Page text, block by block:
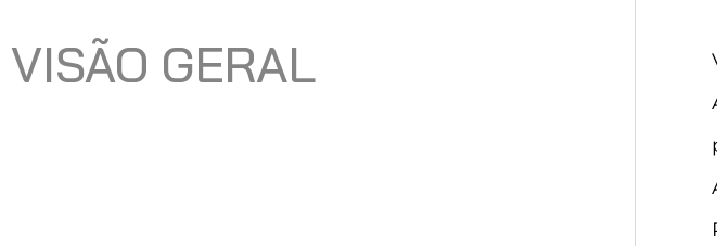
VISÃO GERAL